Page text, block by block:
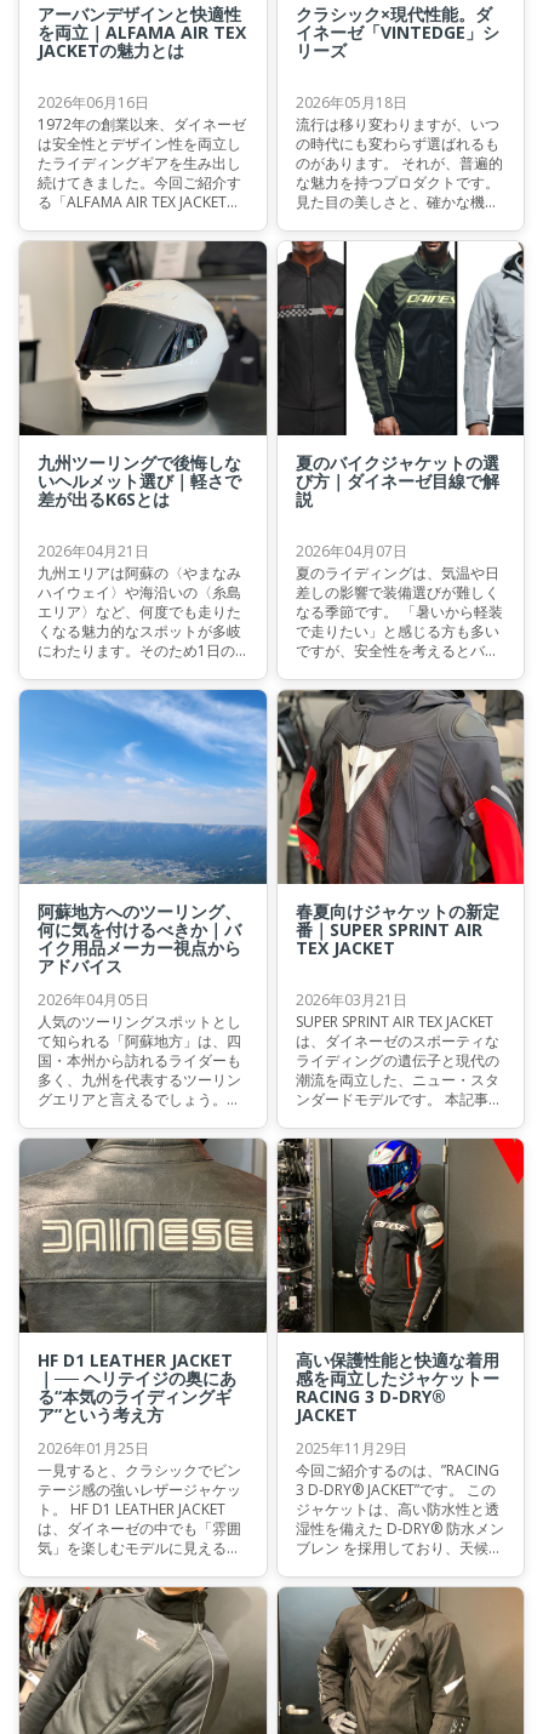
アーバンデザインと快適性
を両立｜ALFAMA AIR TEX
JACKETの魅力とは
2026年06月16日
1972年の創業以来、ダイネーゼ
は安全性とデザイン性を両立し
たライディングギアを生み出し
続けてきました。今回ご紹介す
る「ALFAMA AIR TEX JACKET」
ライディングジャケットのひと
つです。本記事では、その特徴
に加え類似モデルとの違いにつ
いてもご紹介します。
クラシック×現代性能。ダ
イネーゼ「VINTEDGE」シ
リーズ
2026年05月18日
流行は移り変わりますが、いつ
の時代にも変わらず選ばれるも
のがあります。 それが、普遍的
な魅力を持つプロダクトです。
見た目の美しさと、確かな機能
が、ダイネーゼのVINTEDGEシ
リーズです。
九州ツーリングで後悔しな
いヘルメット選び｜軽さで
差が出るK6Sとは
2026年04月21日
九州エリアは阿蘇の〈やまなみ
ハイウェイ〉や海沿いの〈糸島
エリア〉など、何度でも走りた
くなる魅力的なスポットが多岐
にわたります。そのため1日の
グから市街地まで環境も大きく
変化します。「帰る頃には首や
肩が重い」「後半になると集中
力が落ちる」――そんな経験を
された方も多いのではないでし
ょうか。
夏のバイクジャケットの選
び方｜ダイネーゼ目線で解
説
2026年04月07日
夏のライディングは、気温や日
差しの影響で装備選びが難しく
なる季節です。 「暑いから軽装
で走りたい」と感じる方も多い
ですが、安全性を考えるとバイ
せん。 では、夏のバイク用ジャ
ケットはどのような基準で選べ
ばいいのでしょうか。 本記事で
は、イタリアの老舗バイクウェ
アブランドDAINESE (ダイネー
ゼ) の視点から、夏のジャケッ
ト選びのポイントとダイネーゼ
の安全技術について解説しま
す。
阿蘇地方へのツーリング、
何に気を付けるべきか｜バ
イク用品メーカー視点から
アドバイス
2026年04月05日
人気のツーリングスポットとし
て知られる「阿蘇地方」は、四
国・本州から訪れるライダーも
多く、九州を代表するツーリン
グエリアと言えるでしょう。本
ングを想定し、バイクウェアブ
ランド・ダイネーゼの視点から
装備選びのアドバイスをお届け
いたします。
春夏向けジャケットの新定
番｜SUPER SPRINT AIR
TEX JACKET
2026年03月21日
SUPER SPRINT AIR TEX JACKET
は、ダイネーゼのスポーティな
ライディングの遺伝子と現代の
潮流を両立した、ニュー・スタ
ンダードモデルです。 本記事で
デルを詳しくご紹介いたしま
す。
HF D1 LEATHER JACKET
｜── ヘリテイジの奥にあ
る“本気のライディングギ
ア”という考え方
2026年01月25日
一見すると、クラシックでビン
テージ感の強いレザージャケッ
ト。 HF D1 LEATHER JACKET
は、ダイネーゼの中でも「雰囲
気」を楽しむモデルに見えるか
は、このジャケットはヘリテイ
ジデザインの中に、ライディン
グを前提として考え方を落とし
込んだモデルです。 なぜ、クラ
シックな外観の中に「安全」や
「動きやすさ」を語る余地があ
るのか。 その理由を、構造と設
計の視点から見ていきます。
高い保護性能と快適な着用
感を両立したジャケットー
RACING 3 D-DRY®
JACKET
2025年11月29日
今回ご紹介するのは、”RACING
3 D-DRY® JACKET”です。 この
ジャケットは、高い防水性と透
湿性を備えた D-DRY® 防水メン
ブレン を採用しており、天候の
能性とスポーティなデザインを
高次元で兼ね備えた一着です。